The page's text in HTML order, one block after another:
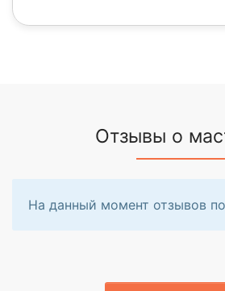
Отзывы о
На данный момент отзывов